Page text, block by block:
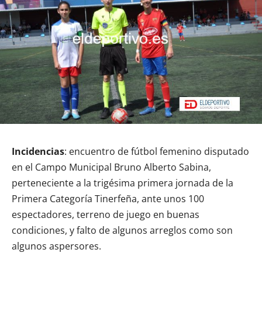
Incidencias: encuentro de fútbol femenino disputado
en el Campo Municipal Bruno Alberto Sabina,
perteneciente a la trigésima primera jornada de la
Primera Categoría Tinerfeña, ante unos 100
espectadores, terreno de juego en buenas
condiciones, y falto de algunos arreglos como son
algunos aspersores.